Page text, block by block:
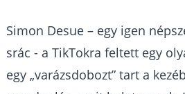
Simon Desue – egy igen
srác - a TikTokra feltett egy
egy „varázsdobozt” tart a